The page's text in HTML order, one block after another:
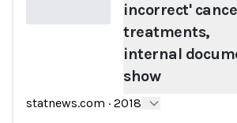
incorrect'
treatments,
internal
show
statnews.com · 2018